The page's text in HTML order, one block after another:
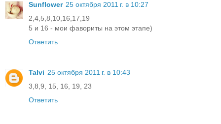
Sunflower 25 октября 2011 г. в 10:27
2,4,5,8,10,16,17,19
5 и 16 - мои фавориты на этом этапе)
Ответить
Talvi 25 октября 2011 г. в 10:43
3,8,9, 15, 16, 19, 23
Ответить